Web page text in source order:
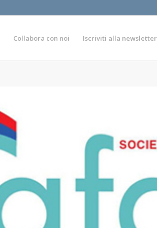
Collabora con noi Iscriviti alla newsletter